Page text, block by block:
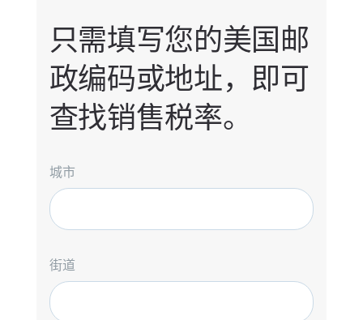
只需填写您的美国邮
政编码或地址，即可
查找销售税率。
城市
街道